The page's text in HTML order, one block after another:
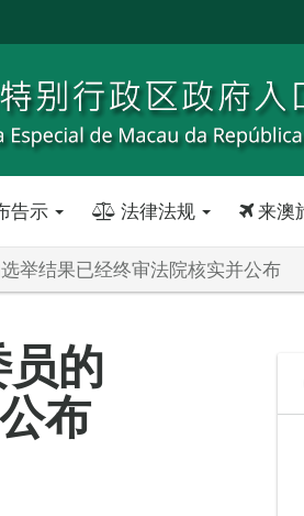
告示 法律法规 来澳
举结果已经终审法院核实并公布
的
布